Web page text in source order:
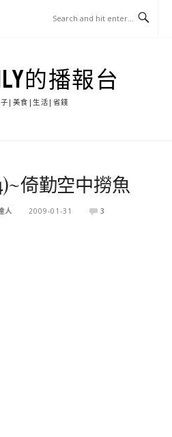
的播報台
|美食|生活|省錢
倚勤空中撈魚
人 2009-01-31 3